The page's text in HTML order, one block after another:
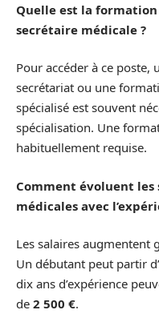
Quelle est la
secrétaire médicale ?
Pour accéder à ce
secrétariat ou une
spécialisé est souvent
spécialisation. Une
habituellement requise.
Comment évoluent les
médicales avec
Les salaires augmentent
Un débutant peut partir
dix ans d’expérience
de 2 500 €.